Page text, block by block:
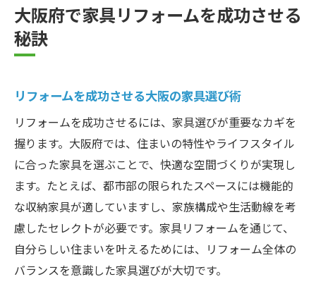
大阪府で家具リフォーム事例から学ぶコツ
大阪で家具リフォームをする際の重要ポイント
家具リフォームの大阪で押さえるポイント
大阪で失敗しない家具リフォームの進め方
家具リフォーム大阪の評判業者見極め術
費用対効果を高める家具リフォームのコツ
大阪で人気の家具リフォーム方法とは
家具リフォーム大阪のトラブル回避法
大阪府での家具リフォームガイド
家具リフォーム大阪府の流れと基本知識
大阪府で家具リフォームを成功させる
秘訣
リフォームを成功させる大阪の家具選び術
リフォームを成功させるには、家具選びが重要なカギを
握ります。大阪府では、住まいの特性やライフスタイル
に合った家具を選ぶことで、快適な空間づくりが実現し
ます。たとえば、都市部の限られたスペースには機能的
な収納家具が適していますし、家族構成や生活動線を考
慮したセレクトが必要です。家具リフォームを通じて、
自分らしい住まいを叶えるためには、リフォーム全体の
バランスを意識した家具選びが大切です。